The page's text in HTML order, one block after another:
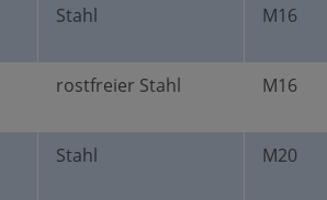
Stahl M16
rostfreier Stahl M16
Stahl M20